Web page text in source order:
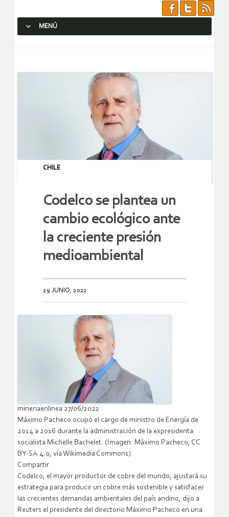
MENÚ
CHILE
Codelco se plantea un
cambio ecológico ante
la creciente presión
medioambiental
29 JUNIO, 2022
mineriaenlinea 27/06/2022
Máximo Pacheco ocupó el cargo de ministro de Energía de
2014 a 2016 durante la administración de la expresidenta
socialista Michelle Bachelet. (Imagen: Máximo Pacheco, CC
BY-SA 4.0, vía Wikimedia Commons)
Compartir
Codelco, el mayor productor de cobre del mundo, ajustará su
estrategia para producir un cobre más sostenible y satisfacer
las crecientes demandas ambientales del país andino, dijo a
Reuters el presidente del directorio Máximo Pacheco en una